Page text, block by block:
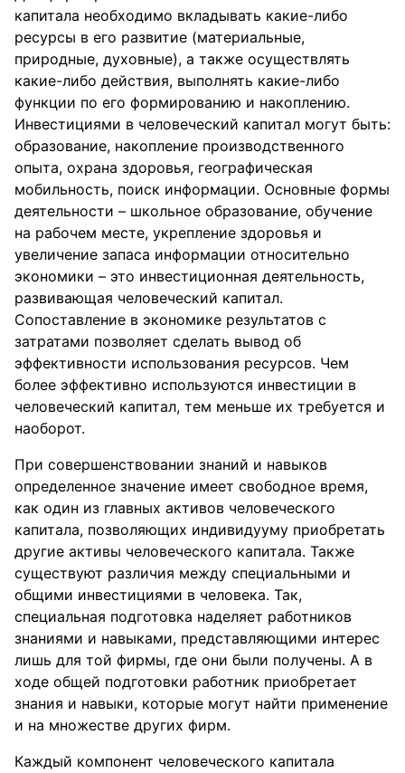
капитала необходимо вкладывать какие-либо
ресурсы в его развитие (материальные,
природные, духовные), а также осуществлять
какие-либо действия, выполнять какие-либо
функции по его формированию и накоплению.
Инвестициями в человеческий капитал могут быть:
образование, накопление производственного
опыта, охрана здоровья, географическая
мобильность, поиск информации. Основные формы
деятельности – школьное образование, обучение
на рабочем месте, укрепление здоровья и
увеличение запаса информации относительно
экономики – это инвестиционная деятельность,
развивающая человеческий капитал.
Сопоставление в экономике результатов с
затратами позволяет сделать вывод об
эффективности использования ресурсов. Чем
более эффективно используются инвестиции в
человеческий капитал, тем меньше их требуется и
наоборот.
При совершенствовании знаний и навыков
определенное значение имеет свободное время,
как один из главных активов человеческого
капитала, позволяющих индивидууму приобретать
другие активы человеческого капитала. Также
существуют различия между специальными и
общими инвестициями в человека. Так,
специальная подготовка наделяет работников
знаниями и навыками, представляющими интерес
лишь для той фирмы, где они были получены. А в
ходе общей подготовки работник приобретает
знания и навыки, которые могут найти применение
и на множестве других фирм.
Каждый компонент человеческого капитала